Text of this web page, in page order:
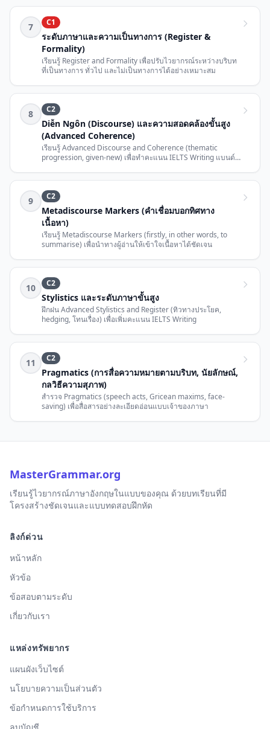
7 C1
ระดับภาษาและความเป็นทางการ (Register &
Formality)
เรียนรู้ Register and Formality เพื่อปรับไวยากรณ์ระหว่างบริบท
ที่เป็นทางการ ทั่วไป และไม่เป็นทางการได้อย่างเหมาะสม
8 C2
Diễn Ngôn (Discourse) และความสอดคล้องขั้นสูง
(Advanced Coherence)
เรียนรู้ Advanced Discourse and Coherence (thematic
progression, given-new) เพื่อทำคะแนน IELTS Writing แบนด์
9 C2
Metadiscourse Markers (คำเชื่อมบอกทิศทาง
เนื้อหา)
เรียนรู้ Metadiscourse Markers (firstly, in other words, to
summarise) เพื่อนำทางผู้อ่านให้เข้าใจเนื้อหาได้ชัดเจน
10 C2
Stylistics และระดับภาษาขั้นสูง
ฝึกฝน Advanced Stylistics and Register (ทิวทางประโยค,
hedging, โทนเรื่อง) เพื่อเพิ่มคะแนน IELTS Writing
11 C2
Pragmatics (การสื่อความหมายตามบริบท, นัยลักษณ์,
กลวิธีความสุภาพ)
สำรวจ Pragmatics (speech acts, Gricean maxims, face-
saving) เพื่อสื่อสารอย่างละเอียดอ่อนแบบเจ้าของภาษา
MasterGrammar.org
เรียนรู้ไวยากรณ์ภาษาอังกฤษในแบบของคุณ ด้วยบทเรียนที่มี
โครงสร้างชัดเจนและแบบทดสอบฝึกหัด
ลิงก์ด่วน
หน้าหลัก
หัวข้อ
ข้อสอบตามระดับ
เกี่ยวกับเรา
แหล่งทรัพยากร
แผนผังเว็บไซต์
นโยบายความเป็นส่วนตัว
ข้อกำหนดการใช้บริการ